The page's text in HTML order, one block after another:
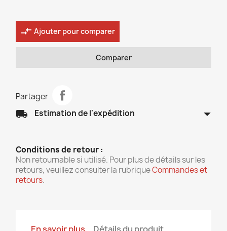
compare_arrows Ajouter pour comparer
Comparer
Partager
local_shipping Estimation de l'expédition arrow_drop_down
Conditions de retour :
Non retournable si utilisé. Pour plus de détails sur les
retours, veuillez consulter la rubriqueCommandes et
retours.